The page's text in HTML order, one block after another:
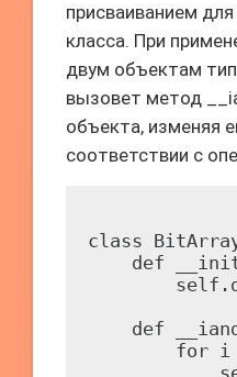
присваиванием
класса. При
двум объектам
вызовет метод
объекта, изменяя
соответствии с
class
def
def
for